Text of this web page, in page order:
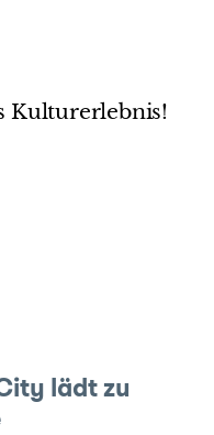
Kulturerlebnis!
lädt zu